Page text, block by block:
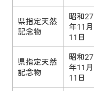
県指定天然
記念物
昭和27
年11月
11日
県指定天然
記念物
昭和27
年11月
11日